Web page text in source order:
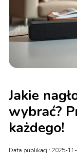
Jakie
wybrać?
każdego!
Data publikacji: 2025-